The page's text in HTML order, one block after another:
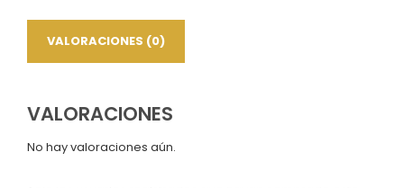
VALORACIONES (0)
VALORACIONES
No hay valoraciones aún.